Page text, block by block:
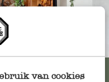
van cookies